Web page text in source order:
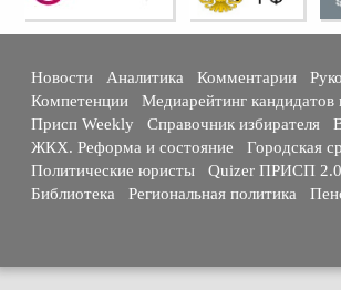
Новости Аналитика Комментарии
Компетенции
Медиарейтинг
Присп Weekly
Справочник избирателя
ЖКХ. Реформа и состояние
Городская
Политические юристы
Quizer ПРИСП 2.0
Библиотека
Региональная политика